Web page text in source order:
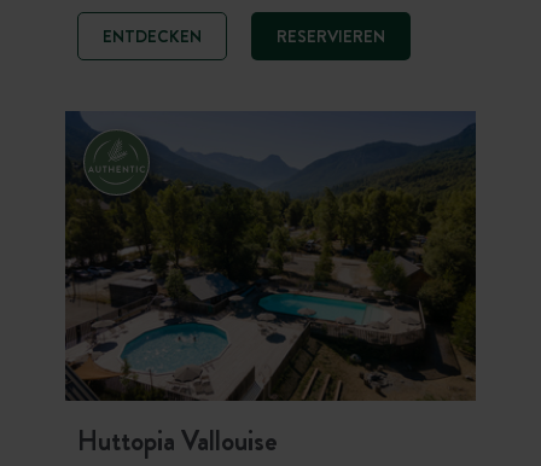
Heidelandschaften und Sanddünen
genießen Sie einen
außergewöhnlichen Aufenthalt – nur
Nationalparks und großen
niederländischen Städten.
ENTDECKEN RESERVIEREN
Huttopia Vallouise